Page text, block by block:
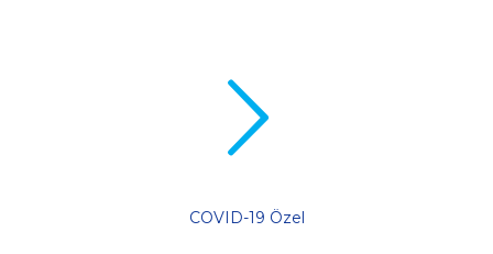
COVID-19 Özel